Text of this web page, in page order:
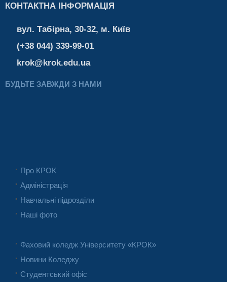
КОНТАКТНА ІНФОРМАЦІЯ
вул. Табірна, 30-32, м. Київ
(+38 044) 339-99-01
krok@krok.edu.ua
БУДЬТЕ ЗАВЖДИ З НАМИ
Про КРОК
Адміністрація
Навчальні підрозділи
Наші фото
Фаховий коледж Університету «КРОК»
Новини Коледжу
Студентський офіс